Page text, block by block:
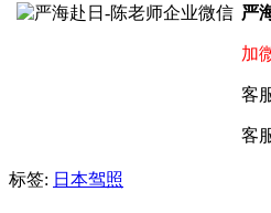
严
加
客
客
标签: 日本驾照